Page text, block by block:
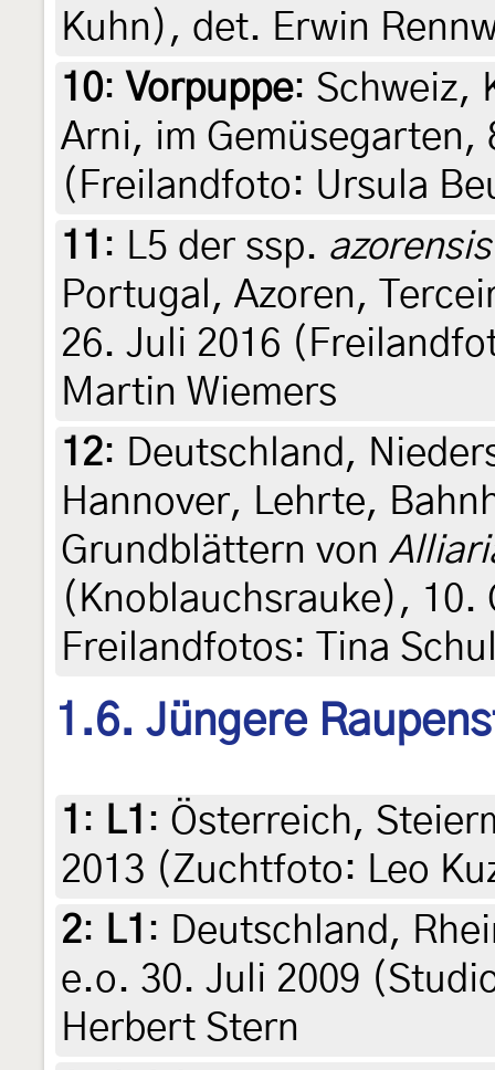
Kuhn), det. Erwin
10: Vorpuppe: Schweiz,
Arni, im Gemüsegarten,
(Freilandfoto: Ursula
11 : L5 der ssp. azorensis
Portugal, Azoren,
26. Juli 2016
Martin Wiemers
12: Deutschland,
Hannover, Lehrte,
Grundblättern von
(Knoblauchsrauke), 10.
Freilandfotos: Tina
1.6. Jüngere
1 : L1 : Österreich,
2013 (Zuchtfoto: Leo
2: L1 : Deutschland,
e.o. 30. Juli 2009
Herbert Stern